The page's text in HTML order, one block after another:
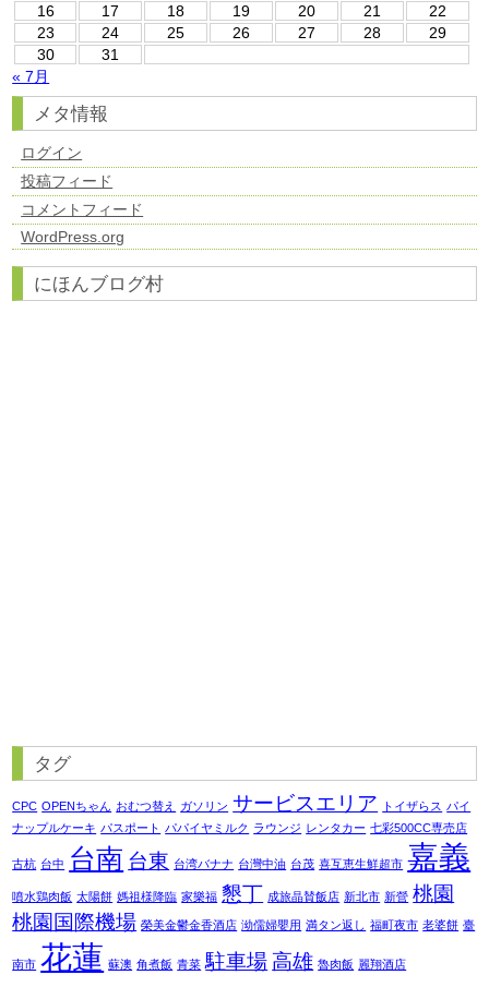
16
17 18 19 20 21
22
23
24 25 26 27 28
29
30
31
« 7月
メタ情報
ログイン
投稿フィード
コメントフィード
WordPress.org
にほんブログ村
タグ
CPC OPENちゃん おむつ替え ガソリン サービスエリア トイザらス パイ
ナップルケーキ パスポート パパイヤミルク ラウンジ レンタカー 七彩500CC専売店
古杭 台中 台南 台東 台湾バナナ 台灣中油 台茂 喜互恵生鮮超市 嘉義
噴水鶏肉飯 太陽餅 媽祖様降臨 家樂福 懇丁 成旅晶賛飯店 新北市 新營 桃園
桃園国際機場 榮美金鬱金香酒店 泑儒婦嬰用 満タン返し 福町夜市 老婆餅 臺
南市 花蓮 蘇澳 角煮飯 青菜 駐車場 高雄 魯肉飯 麗翔酒店